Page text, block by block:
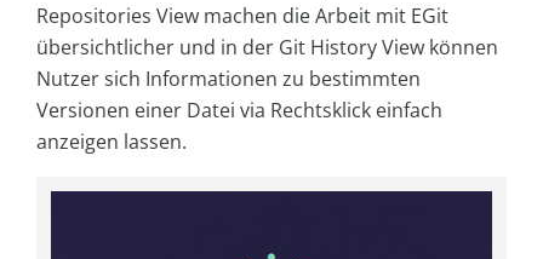
Repositories View machen die Arbeit mit EGit
übersichtlicher und in der Git History View können
Nutzer sich Informationen zu bestimmten
Versionen einer Datei via Rechtsklick einfach
anzeigen lassen.